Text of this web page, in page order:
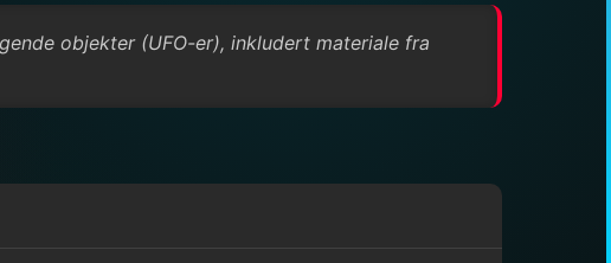
objekter (UFO-er), inkludert materiale fra